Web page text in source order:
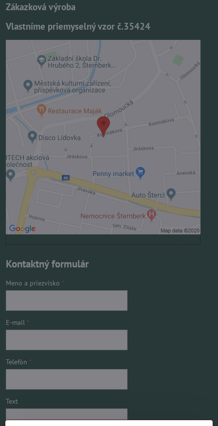
Zákazková výroba
Vlastníme priemyselný vzor č.35424
Externý obsah je blokovaný Voľbami
súkromia
Prajete si načítať externý obsah?
Povoliť tentokrát
Povoliť a zapamätať - súhlas s druhom cookie:
Funkčné
Otvoriť obsah v novom okne
Kontaktný formulár
Meno a priezvisko *
E-mail *
Telefón *
Text